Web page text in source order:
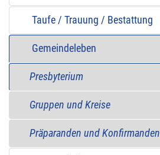
Taufe / Trauung / Bestattung
Gemeindeleben
Presbyterium
Gruppen und Kreise
Präparanden und Konfirmanden